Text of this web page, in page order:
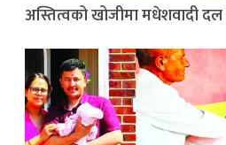
अस्तित्वको खोजीमा मधेशवादी दल